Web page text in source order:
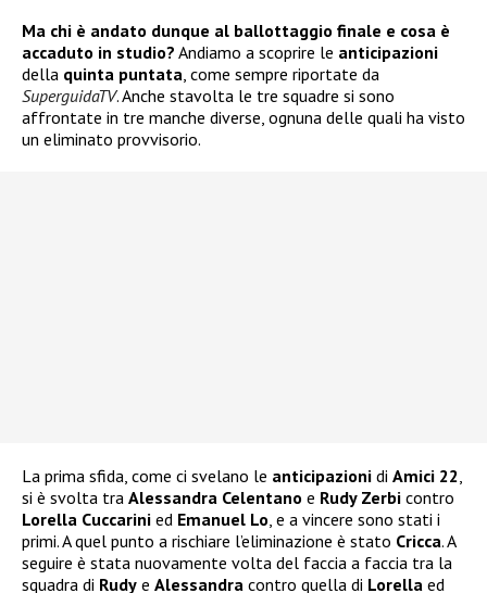
Ma chi è andato dunque al ballottaggio finale e cosa è
accaduto in studio? Andiamo a scoprire le anticipazioni
della quinta puntata, come sempre riportate da
SuperguidaTV. Anche stavolta le tre squadre si sono
affrontate in tre manche diverse, ognuna delle quali ha visto
un eliminato provvisorio.
La prima sfida, come ci svelano le anticipazioni di Amici 22,
si è svolta tra Alessandra Celentano e Rudy Zerbi contro
Lorella Cuccarini ed Emanuel Lo, e a vincere sono stati i
primi. A quel punto a rischiare l’eliminazione è stato Cricca. A
seguire è stata nuovamente volta del faccia a faccia tra la
squadra di Rudy e Alessandra contro quella di Lorella ed